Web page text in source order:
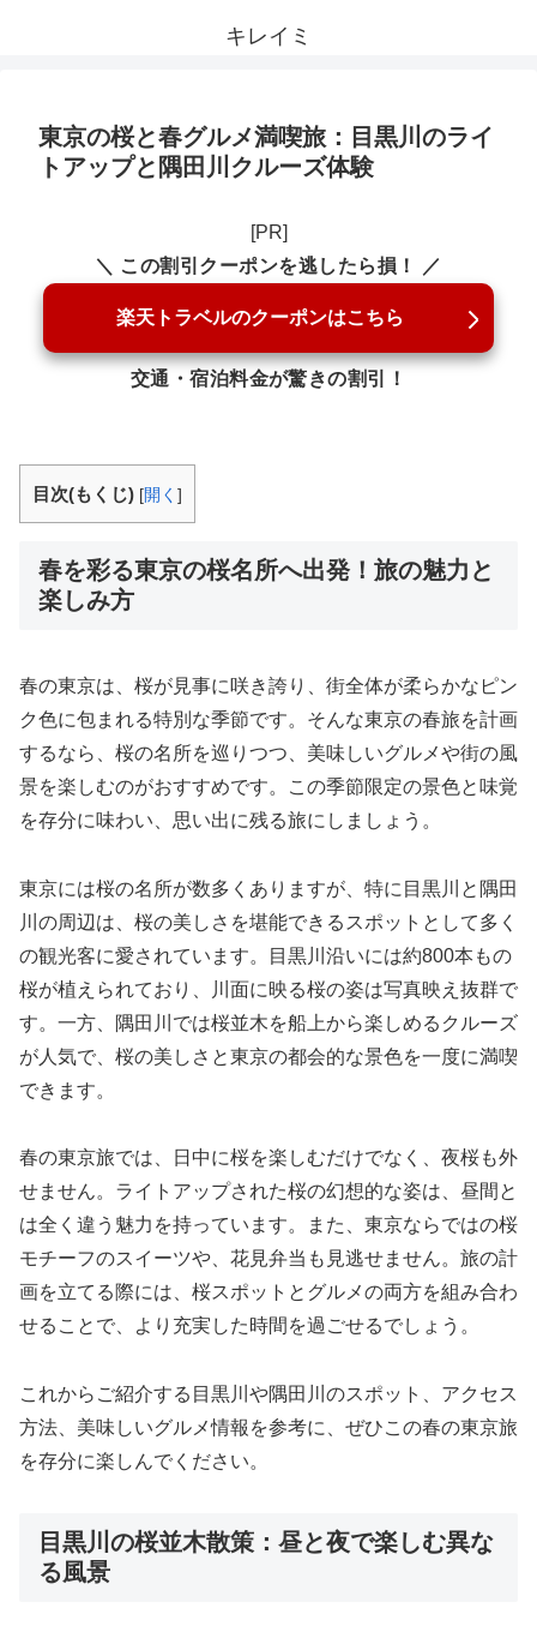
キレイミ
東京の桜と春グルメ満喫旅：目黒川のライ
トアップと隅田川クルーズ体験
[PR]
＼ この割引クーポンを逃したら損！ ／
楽天トラベルのクーポンはこちら
交通・宿泊料金が驚きの割引！
目次(もくじ) [開く ]
春を彩る東京の桜名所へ出発！旅の魅力と
楽しみ方
春の東京は、桜が見事に咲き誇り、街全体が柔らかなピン
ク色に包まれる特別な季節です。そんな東京の春旅を計画
するなら、桜の名所を巡りつつ、美味しいグルメや街の風
景を楽しむのがおすすめです。この季節限定の景色と味覚
を存分に味わい、思い出に残る旅にしましょう。
東京には桜の名所が数多くありますが、特に目黒川と隅田
川の周辺は、桜の美しさを堪能できるスポットとして多く
の観光客に愛されています。目黒川沿いには約800本もの
桜が植えられており、川面に映る桜の姿は写真映え抜群で
す。一方、隅田川では桜並木を船上から楽しめるクルーズ
が人気で、桜の美しさと東京の都会的な景色を一度に満喫
できます。
春の東京旅では、日中に桜を楽しむだけでなく、夜桜も外
せません。ライトアップされた桜の幻想的な姿は、昼間と
は全く違う魅力を持っています。また、東京ならではの桜
モチーフのスイーツや、花見弁当も見逃せません。旅の計
画を立てる際には、桜スポットとグルメの両方を組み合わ
せることで、より充実した時間を過ごせるでしょう。
これからご紹介する目黒川や隅田川のスポット、アクセス
方法、美味しいグルメ情報を参考に、ぜひこの春の東京旅
を存分に楽しんでください。
目黒川の桜並木散策：昼と夜で楽しむ異な
る風景